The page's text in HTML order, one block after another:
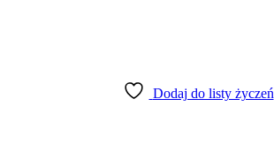
Dodaj do listy życzeń